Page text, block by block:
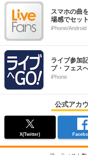
スマホの曲
場感でセッ
iPhone/Android
ライブ参加
ブ・フェス
iPhone
公式アカ
X(Twitter)